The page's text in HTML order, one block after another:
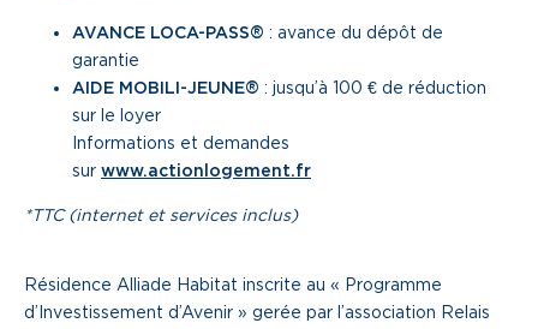
AVANCE LOCA-PASS® : avance du dépôt de
garantie
AIDE MOBILI-JEUNE® : jusqu’à 100 € de réduction
sur le loyer
Informations et demandes
sur www.actionlogement.fr
*TTC (internet et services inclus)
Résidence Alliade Habitat inscrite au « Programme
d’Investissement d’Avenir » gerée par l’association Relais